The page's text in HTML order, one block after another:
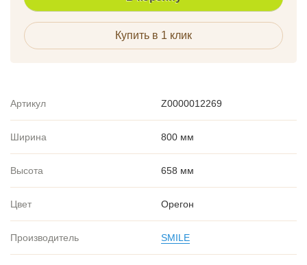
Купить в 1 клик
Артикул Z0000012269
Ширина 800 мм
Высота 658 мм
Цвет Орегон
Производитель SMILE